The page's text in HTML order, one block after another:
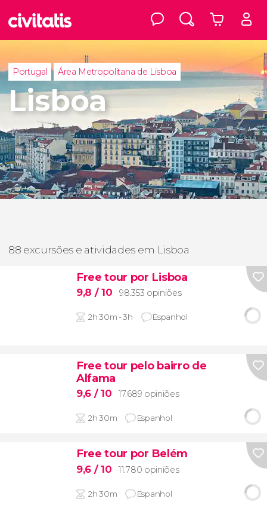
Portugal Área Metropolitana de Lisboa
Lisboa
88 excursões e atividades em Lisboa
Free tour por Lisboa
9,8 / 10 98.353 opiniões
2h 30m - 3h Espanhol
Free tour pelo bairro de
Alfama
9,6 / 10 17.689 opiniões
2h 30m Espanhol
Free tour por Belém
9,6 / 10 11.780 opiniões
2h 30m Espanhol